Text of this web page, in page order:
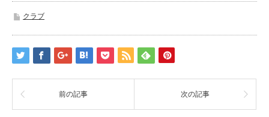
クラブ
前の記事 次の記事